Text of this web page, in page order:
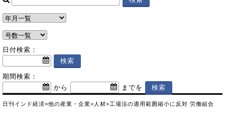
日付検索：
期間検索：
から
までを
日刊インド経済>他の産業・企業> 人材>工場法の適用範囲縮小に反対 労働組合